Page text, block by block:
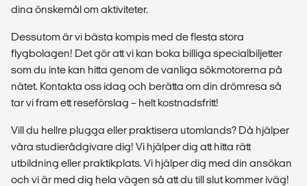
dina önskemål om aktiviteter.
Dessutom är vi bästa kompis med de flesta stora
flygbolagen! Det gör att vi kan boka billiga specialbiljetter
som du inte kan hitta genom de vanliga sökmotorerna på
nätet. Kontakta oss idag och berätta om din drömresa så
tar vi fram ett reseförslag – helt kostnadsfritt!
Vill du hellre plugga eller praktisera utomlands? Då hjälper
våra studierådgivare dig! Vi hjälper dig att hitta rätt
utbildning eller praktikplats. Vi hjälper dig med din ansökan
och vi är med dig hela vägen så att du till slut kommer iväg!